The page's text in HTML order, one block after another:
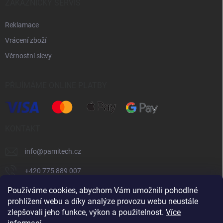
Používáme cookies, abychom Vám umožnili pohodlné
prohlížení webu a díky analýze provozu webu neustále
zlepšovali jeho funkce, výkon a použitelnost. Více
Reklamace
Vrácení zboží
Věrnostní slevy
info@pamitech.cz
+420 775 889 007
Shoptet.cz číčoviny.cz VM Technology s.r.o.